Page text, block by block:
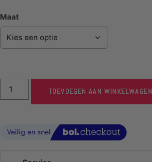
Maat
TOEVOEGEN AAN WINKELWAGEN